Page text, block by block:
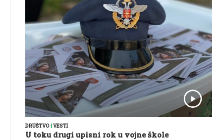
DRUŠTVO|VESTI
U toku drugi upisni rok u vojne škole